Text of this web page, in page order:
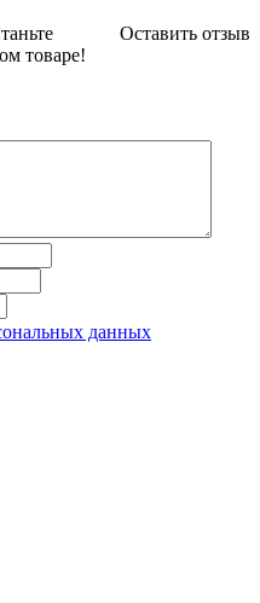
Оставить отзыв
товаре!
данных